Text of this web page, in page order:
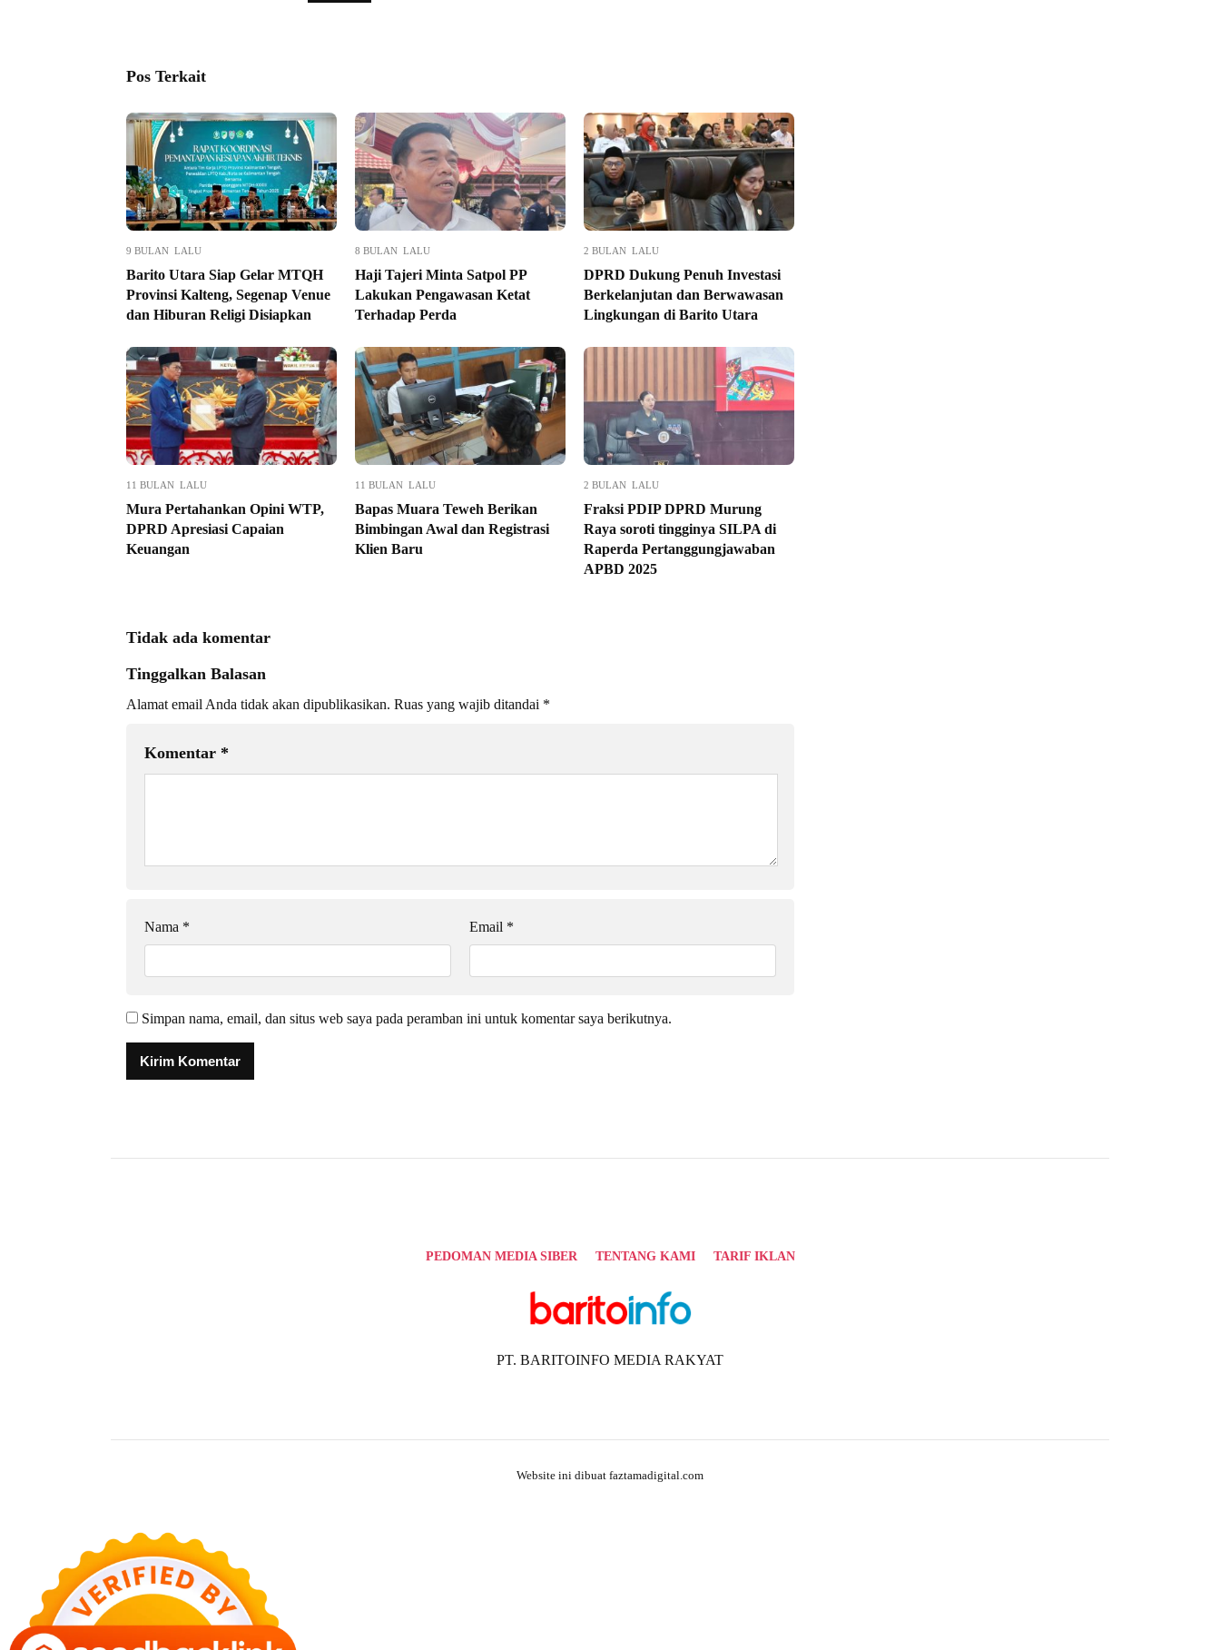
Pos Terkait
9 BULAN LALU
Barito Utara Siap Gelar MTQH
Provinsi Kalteng, Segenap Venue
dan Hiburan Religi Disiapkan
8 BULAN LALU
Haji Tajeri Minta Satpol PP
Lakukan Pengawasan Ketat
Terhadap Perda
2 BULAN LALU
DPRD Dukung Penuh Investasi
Berkelanjutan dan Berwawasan
Lingkungan di Barito Utara
11 BULAN LALU
Mura Pertahankan Opini WTP,
DPRD Apresiasi Capaian
Keuangan
11 BULAN LALU
Bapas Muara Teweh Berikan
Bimbingan Awal dan Registrasi
Klien Baru
2 BULAN LALU
Fraksi PDIP DPRD Murung
Raya soroti tingginya SILPA di
Raperda Pertanggungjawaban
APBD 2025
Tidak ada komentar
Tinggalkan Balasan
Alamat email Anda tidak akan dipublikasikan. Ruas yang wajib ditandai *
Komentar *
Nama * Email *
Simpan nama, email, dan situs web saya pada peramban ini untuk komentar saya berikutnya.
PEDOMAN MEDIA SIBER TENTANG KAMI TARIF IKLAN
PT. BARITOINFO MEDIA RAKYAT
Website ini dibuat faztamadigital.com